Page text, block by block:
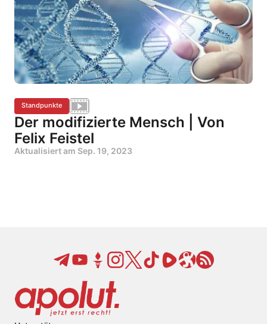
Standpunkte
Der modifizierte Mensch | Von
Felix Feistel
Aktualisiert am Sep. 19, 2023